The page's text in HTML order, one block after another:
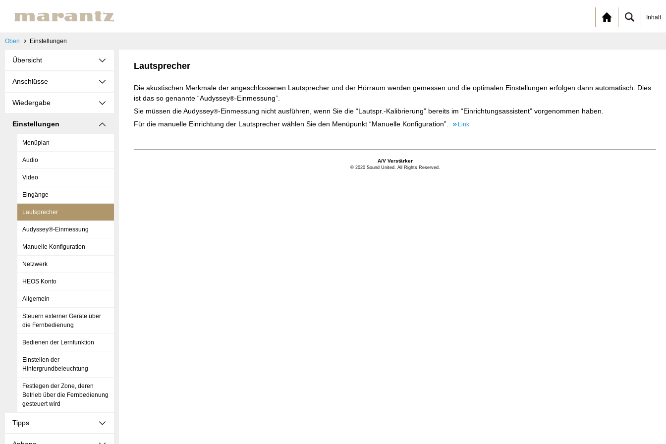
Inhalt
Oben Einstellungen
Übersicht
Anschlüsse
Wiedergabe
Einstellungen
Menüplan
Audio
Video
Eingänge
Lautsprecher
Audyssey®-Einmessung
Manuelle Konfiguration
Netzwerk
HEOS Konto
Allgemein
Steuern externer Geräte über
die Fernbedienung
Bedienen der Lernfunktion
Einstellen der
Hintergrundbeleuchtung
Festlegen der Zone, deren
Betrieb über die Fernbedienung
gesteuert wird
Tipps
Lautsprecher
Die akustischen Merkmale der angeschlossenen Lautsprecher und der Hörraum werden gemessen und die optimalen Einstellungen erfolgen dann automatisch. Dies
ist das so genannte “Audyssey®-Einmessung”.
Sie müssen die Audyssey®-Einmessung nicht ausführen, wenn Sie die “Lautspr.-Kalibrierung” bereits im “Einrichtungsassistent” vorgenommen haben.
Für die manuelle Einrichtung der Lautsprecher wählen Sie den Menüpunkt “Manuelle Konfiguration”.
Link
A/V Verstärker
© 2020 Sound United. All Rights Reserved.